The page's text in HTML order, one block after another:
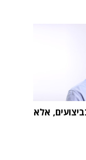
אלא